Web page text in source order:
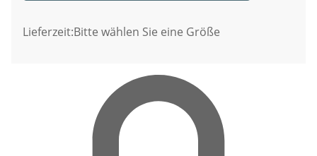
Lieferzeit:Bitte wählen Sie eine Größe